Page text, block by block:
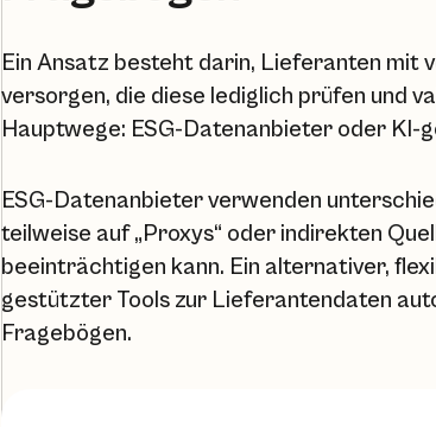
Ein Ansatz besteht darin, Lieferanten mit
versorgen, die diese lediglich prüfen und
Hauptwege: ESG-Datenanbieter oder KI-
ESG-Datenanbieter verwenden
teilweise auf „Proxys“ oder indirekten
beeinträchtigen kann. Ein alternativer,
gestützter Tools zur Lieferantendaten
Fragebögen.